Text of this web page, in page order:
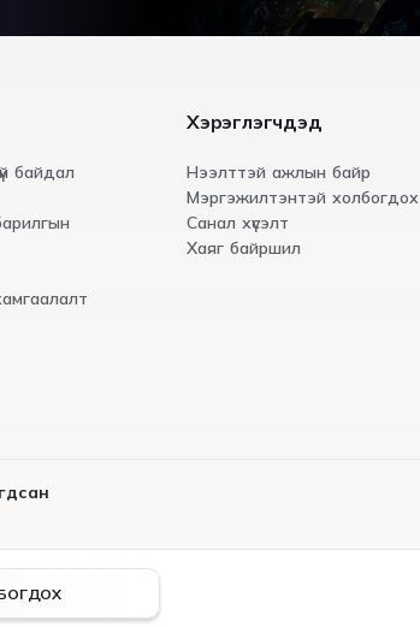
байдал
Хэрэглэгчдэд
Нээлттэй ажлын байр
Мэргэжилтэнтэй холбогдох
Санал хүсэлт
Хаяг байршил